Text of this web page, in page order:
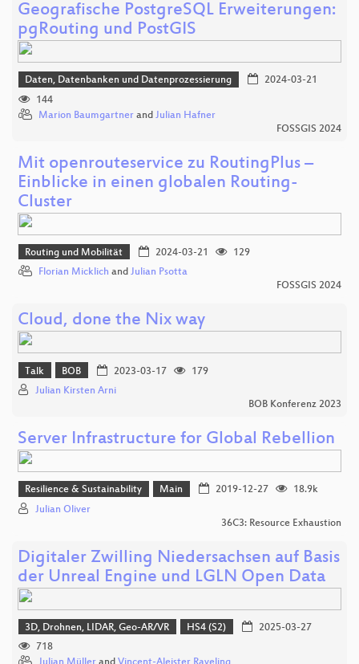
Geografische PostgreSQL Erweiterungen:
pgRouting und PostGIS
Daten, Datenbanken und Datenprozessierung
2024-03-21
144
Marion Baumgartner and Julian Hafner
FOSSGIS 2024
Mit openrouteservice zu RoutingPlus –
Einblicke in einen globalen Routing-
Cluster
Routing und Mobilität 2024-03-21
129
Florian Micklich and Julian Psotta
FOSSGIS 2024
Cloud, done the Nix way
Talk BOB 2023-03-17
179
Julian Kirsten Arni
BOB Konferenz 2023
Server Infrastructure for Global Rebellion
Resilience & Sustainability Main 2019-12-27
18.9k
Julian Oliver
36C3: Resource Exhaustion
Digitaler Zwilling Niedersachsen auf Basis
der Unreal Engine und LGLN Open Data
3D, Drohnen, LIDAR, Geo-AR/VR HS4 (S2)
2025-03-27
718